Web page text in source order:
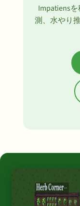
Impatiens
測、水やり